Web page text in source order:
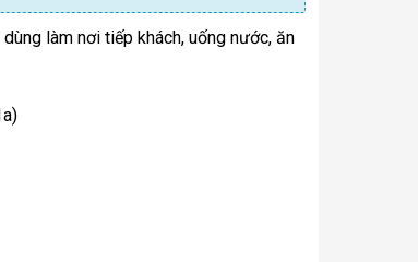
làm nơi tiếp khách, uống nước, ăn